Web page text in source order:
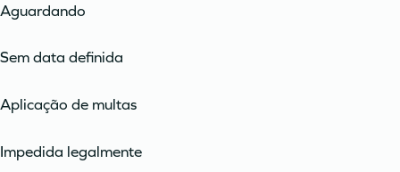
Aguardando
Sem data definida
Aplicação de multas
Impedida legalmente